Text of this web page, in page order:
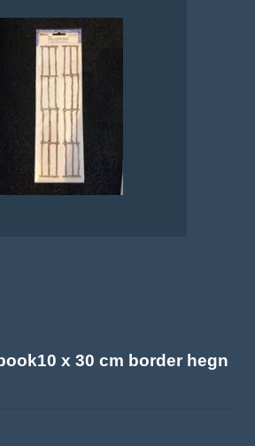
x 30 cm border hegn